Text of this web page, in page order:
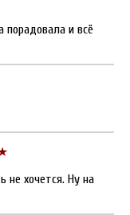
порадовала и всё
не хочется. Ну на